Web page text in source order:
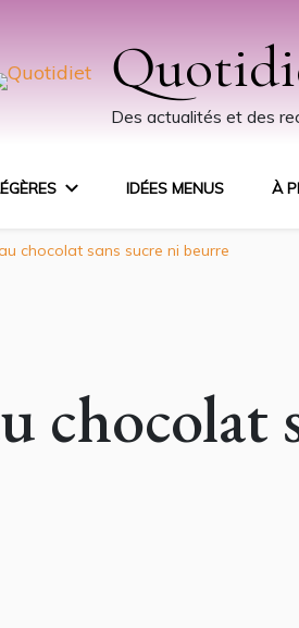
Des actualités et des
IDÉES MENUS À
chocolat sans sucre ni beurre
chocolat